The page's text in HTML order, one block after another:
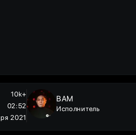
10k+
02:52
2021
BAM
Исполнитель